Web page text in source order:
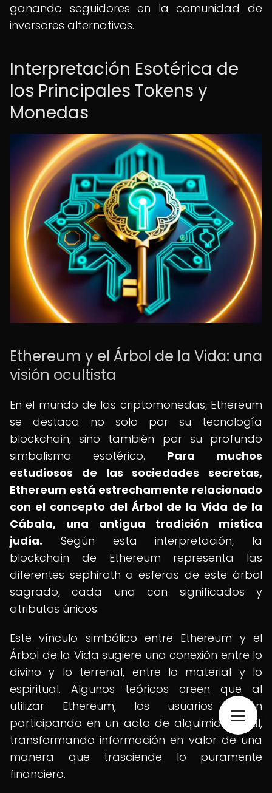
ganando seguidores en la comunidad de
inversores alternativos.
Interpretación Esotérica de
los Principales Tokens y
Monedas
Ethereum y el Árbol de la Vida: una
visión ocultista
En el mundo de las criptomonedas, Ethereum
se destaca no solo por su tecnología
blockchain, sino también por su profundo
simbolismo esotérico. Para muchos
estudiosos de las sociedades secretas,
Ethereum está estrechamente relacionado
con el concepto del Árbol de la Vida de la
Cábala, una antigua tradición mística
judía. Según esta interpretación, la
blockchain de Ethereum representa las
diferentes sephiroth o esferas de este árbol
sagrado, cada una con significados y
atributos únicos.
Este vínculo simbólico entre Ethereum y el
Árbol de la Vida sugiere una conexión entre lo
divino y lo terrenal, entre lo material y lo
espiritual. Algunos teóricos creen que al
utilizar Ethereum, los usuarios están
participando en un acto de alquimia digital,
transformando información en valor de una
manera que trasciende lo puramente
financiero.